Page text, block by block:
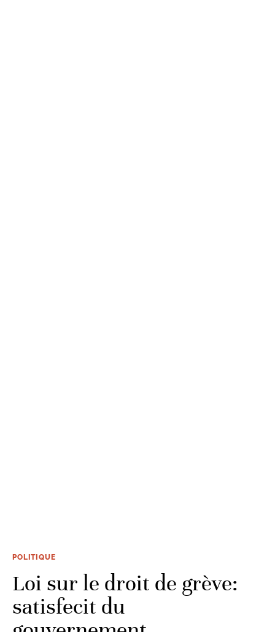
POLITIQUE
Loi sur le droit de grève:
satisfecit du